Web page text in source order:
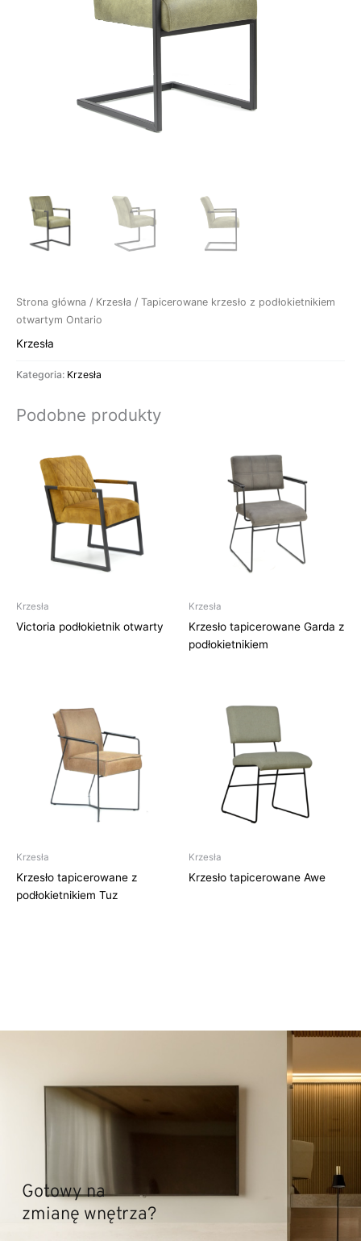
Strona główna / Krzesła / Tapicerowane krzesło z podłokietnikiem
otwartym Ontario
Krzesła
Kategoria: Krzesła
Podobne produkty
Krzesła
Victoria podłokietnik otwarty
Krzesła
Krzesło tapicerowane Garda z
podłokietnikiem
Krzesła
Krzesło tapicerowane z
podłokietnikiem Tuz
Krzesła
Krzesło tapicerowane Awe
Gotowy na
zmianę wnętrza?